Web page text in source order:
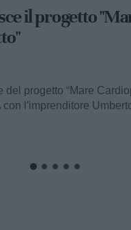
gratis in
10 agosto, in
marina di Chiatona